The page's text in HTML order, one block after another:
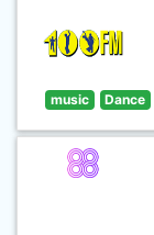
music Dance